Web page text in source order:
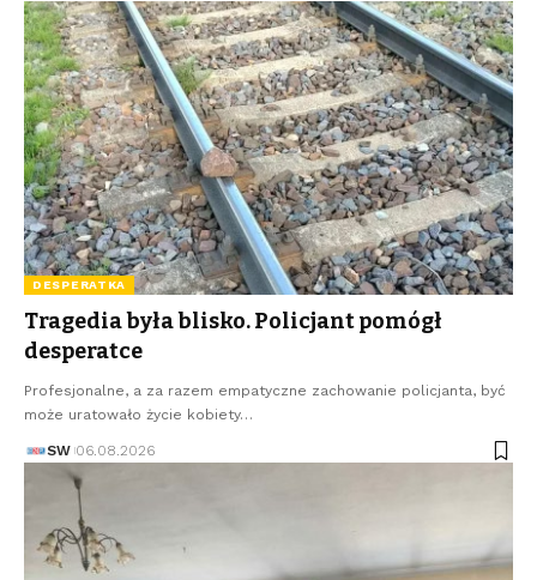
DESPERATKA
Tragedia była blisko. Policjant pomógł
desperatce
Profesjonalne, a za razem empatyczne zachowanie policjanta, być
może uratowało życie kobiety…
SW 06.08.2026